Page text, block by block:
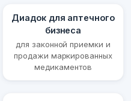
Диадок для аптечного
бизнеса
для законной приемки и
продажи маркированных
медикаментов